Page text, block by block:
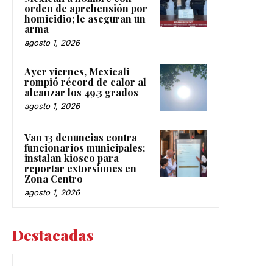
orden de aprehensión por
homicidio; le aseguran un
arma
agosto 1, 2026
Ayer viernes, Mexicali
rompió récord de calor al
alcanzar los 49.3 grados
agosto 1, 2026
Van 13 denuncias contra
funcionarios municipales;
instalan kiosco para
reportar extorsiones en
Zona Centro
agosto 1, 2026
Destacadas